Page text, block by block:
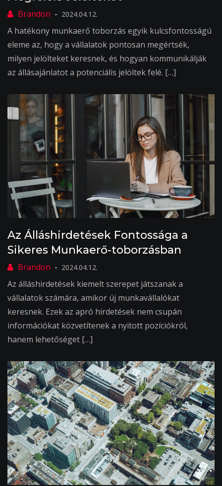
2024.04.12.
A hatékony munkaerő toborzás egyik kulcsfontosságú
eleme az, hogy a vállalatok pontosan megértsék,
milyen jelölteket keresnek, és hogyan kommunikálják
az állásajánlatot a potenciális jelöltek felé. […]
Az Álláshirdetések Fontossága a
Sikeres Munkaerő-toborzásban
2024.04.12.
Az álláshirdetések kiemelt szerepet játszanak a
vállalatok számára, amikor új munkavállalókat
keresnek. Ezek az apró hirdetések nem csupán
információkat közvetítenek a nyitott pozíciókról,
hanem lehetőséget […]